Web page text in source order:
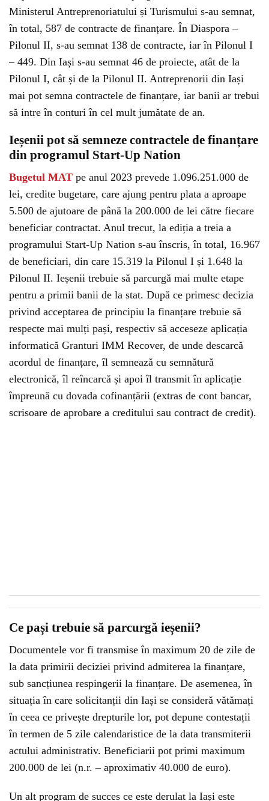
Ministerul Antreprenoriatului și Turismului s-au semnat,
în total, 587 de contracte de finanțare. În Diaspora –
Pilonul II, s-au semnat 138 de contracte, iar în Pilonul I
– 449. Din Iași s-au semnat 46 de proiecte, atât de la
Pilonul I, cât și de la Pilonul II. Antreprenorii din Iași
mai pot semna contractele de finanțare, iar banii ar trebui
să intre în conturi în cel mult jumătate de an.
Ieșenii pot să semneze contractele de finanțare
din programul Start-Up Nation
Bugetul MAT pe anul 2023 prevede 1.096.251.000 de
lei, credite bugetare, care ajung pentru plata a aproape
5.500 de ajutoare de până la 200.000 de lei către fiecare
beneficiar contractat. Anul trecut, la ediția a treia a
programului Start-Up Nation s-au înscris, în total, 16.967
de beneficiari, din care 15.319 la Pilonul I și 1.648 la
Pilonul II. Ieșenii trebuie să parcurgă mai multe etape
pentru a primii banii de la stat. După ce primesc decizia
privind acceptarea de principiu la finanțare trebuie să
respecte mai mulți pași, respectiv să acceseze aplicația
informatică Granturi IMM Recover, de unde descarcă
acordul de finanțare, îl semnează cu semnătură
electronică, îl reîncarcă și apoi îl transmit în aplicație
împreună cu dovada cofinanțării (extras de cont bancar,
scrisoare de aprobare a creditului sau contract de credit).
Ce pași trebuie să parcurgă ieșenii?
Documentele vor fi transmise în maximum 20 de zile de
la data primirii deciziei privind admiterea la finanțare,
sub sancțiunea respingerii la finanțare. De asemenea, în
situația în care solicitanții din Iași se consideră vătămați
în ceea ce privește drepturile lor, pot depune contestații
în termen de 5 zile calendaristice de la data transmiterii
actului administrativ. Beneficiarii pot primi maximum
200.000 de lei (n.r. – aproximativ 40.000 de euro).
Un alt program de succes ce este derulat la Iași este